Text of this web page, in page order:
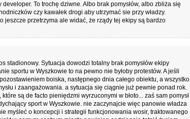
To trochę dziwne. Albo brak pomysłów, albo zbliża się
czy kawałek drogi aby utrzymać sie przy władzy.
przetrzyma ale widać, że rządy tej ekipy są bardzo
stadionowy. Sytuacja dowodzi totalny brak pomysłów ekipy
sportu w Wyszkowie to na pewno nie byłoby protestów. A jeśli
boiska, następnego dnia całego obiektu, a wszystko
i zaangażowania. a sytuacja się ciągnie już pewnie ponad rok.
są de facto pieniędzmi wyrzuconymi w błoto... zaś sam pomysł
sport w Wyszkowie. nie zaczynajcie więc panowie władza
myśleć o koncepcji i strategii funkcjonowania wosir, traktowanego